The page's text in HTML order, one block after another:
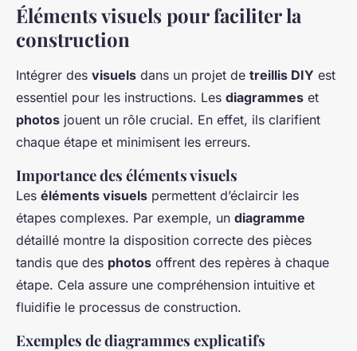
Éléments visuels pour faciliter la
construction
Intégrer des visuels dans un projet de treillis DIY est
essentiel pour les instructions. Les diagrammes et
photos jouent un rôle crucial. En effet, ils clarifient
chaque étape et minimisent les erreurs.
Importance des éléments visuels
Les éléments visuels permettent d’éclaircir les
étapes complexes. Par exemple, un diagramme
détaillé montre la disposition correcte des pièces
tandis que des photos offrent des repères à chaque
étape. Cela assure une compréhension intuitive et
fluidifie le processus de construction.
Exemples de diagrammes explicatifs